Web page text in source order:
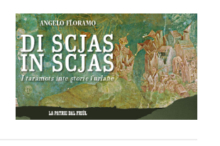
• INDEPENDENT FRIULIAN MONTHLY